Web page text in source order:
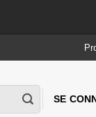
SE